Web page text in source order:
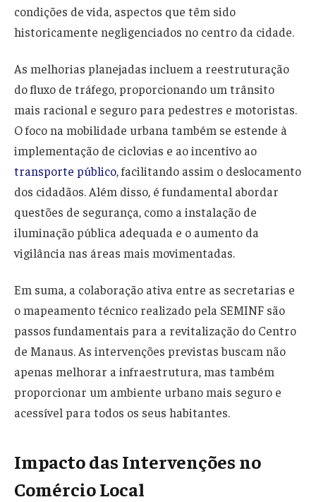
condições de vida, aspectos que têm sido
historicamente negligenciados no centro da cidade.
As melhorias planejadas incluem a reestruturação
do fluxo de tráfego, proporcionando um trânsito
mais racional e seguro para pedestres e motoristas.
O foco na mobilidade urbana também se estende à
implementação de ciclovias e ao incentivo ao
transporte público, facilitando assim o deslocamento
dos cidadãos. Além disso, é fundamental abordar
questões de segurança, como a instalação de
iluminação pública adequada e o aumento da
vigilância nas áreas mais movimentadas.
Em suma, a colaboração ativa entre as secretarias e
o mapeamento técnico realizado pela SEMINF são
passos fundamentais para a revitalização do Centro
de Manaus. As intervenções previstas buscam não
apenas melhorar a infraestrutura, mas também
proporcionar um ambiente urbano mais seguro e
acessível para todos os seus habitantes.
Impacto das Intervenções no
Comércio Local